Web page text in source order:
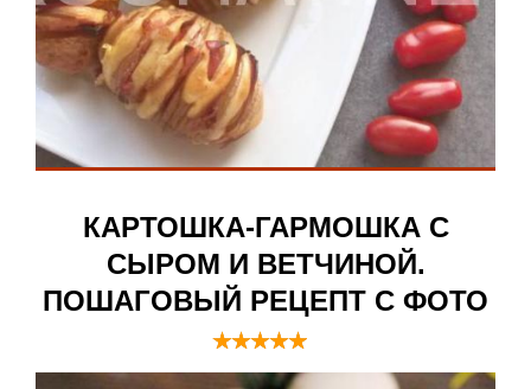
КАРТОШКА-ГАРМОШКА С
СЫРОМ И ВЕТЧИНОЙ.
ПОШАГОВЫЙ РЕЦЕПТ С ФОТО